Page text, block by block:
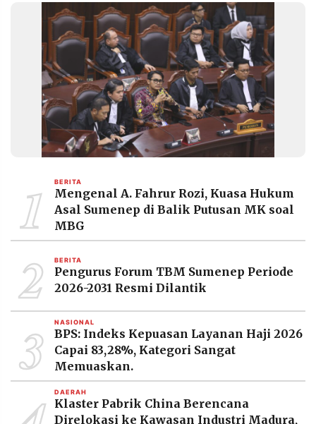
RESOLUSI
PRAMUDITA
2026
PT.
MEDIA
PRAMUDITA
1 BERITA
Mengenal A. Fahrur Rozi, Kuasa Hukum
Asal Sumenep di Balik Putusan MK soal
MBG
2 BERITA
Pengurus Forum TBM Sumenep Periode
2026-2031 Resmi Dilantik
3 NASIONAL
BPS: Indeks Kepuasan Layanan Haji 2026
Capai 83,28%, Kategori Sangat
Memuaskan.
DAERAH
Klaster Pabrik China Berencana
Direlokasi ke Kawasan Industri Madura,